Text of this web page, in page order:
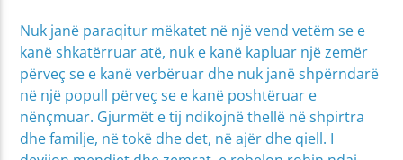
Nuk janë paraqitur mëkatet në një vend vetëm se e
kanë shkatërruar atë, nuk e kanë kapluar një zemër
përveç se e kanë verbëruar dhe nuk janë shpërndarë
në një popull përveç se e kanë poshtëruar e
nënçmuar. Gjurmët e tij ndikojnë thellë në shpirtra
dhe familje, në tokë dhe det, në ajër dhe qiell. I